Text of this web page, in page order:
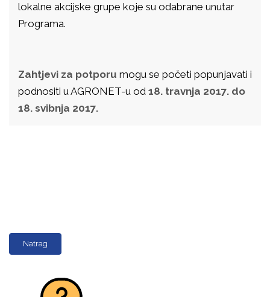
lokalne akcijske grupe koje su odabrane unutar
Programa.
Zahtjevi za potporu mogu se početi popunjavati i
podnositi u AGRONET-u od 18. travnja 2017. do
18. svibnja 2017.
Natrag